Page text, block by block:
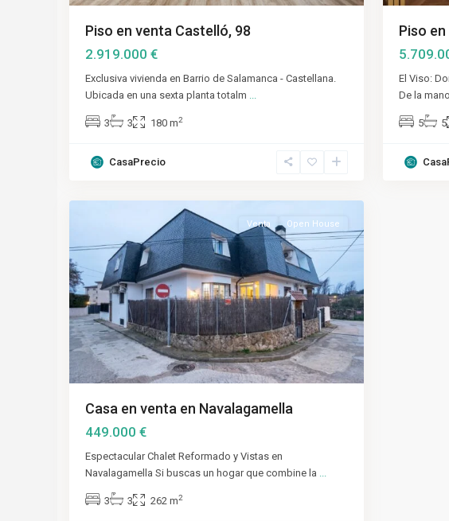
Piso en venta Castelló, 98
2.919.000 €
Exclusiva vivienda en Barrio de Salamanca - Castellana.
Ubicada en una sexta planta totalm ...
3 3 180 m2
CasaPrecio
Piso
El Viso:
De la
5 5
Madrid,
Venta Open House
Casa en venta en Navalagamella
449.000 €
Espectacular Chalet Reformado y Vistas en
Navalagamella Si buscas un hogar que combine la ...
3 3 262 m2